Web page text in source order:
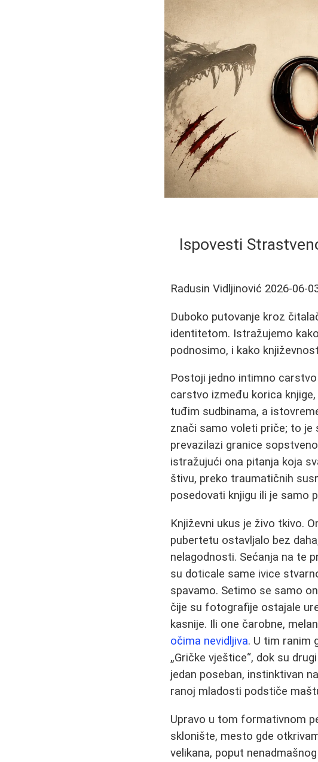
Ispovesti
Radusin Vidljinović 2026-06-
Duboko putovanje kroz
identitetom. Istražujemo
podnosimo, i kako
Postoji jedno intimno
carstvo između korica
tuđim sudbinama, a
znači samo voleti priče; to je
prevazilazi granice
istražujući ona pitanja koja
štivu, preko traumatičnih
posedovati knjigu ili je samo
Književni ukus je živo tkivo.
pubertetu ostavljalo bez
nelagodnosti. Sećanja na te
su doticale same ivice
spavamo. Setimo se samo
čije su fotografije ostajale
kasnije. Ili one čarobne,
očima nevidljiva. U tim ranim
„Gričke vještice“, dok su
jedan poseban, instinktivan
ranoj mladosti podstiče
Upravo u tom formativnom
sklonište, mesto gde
velikana, poput nenadmašnog